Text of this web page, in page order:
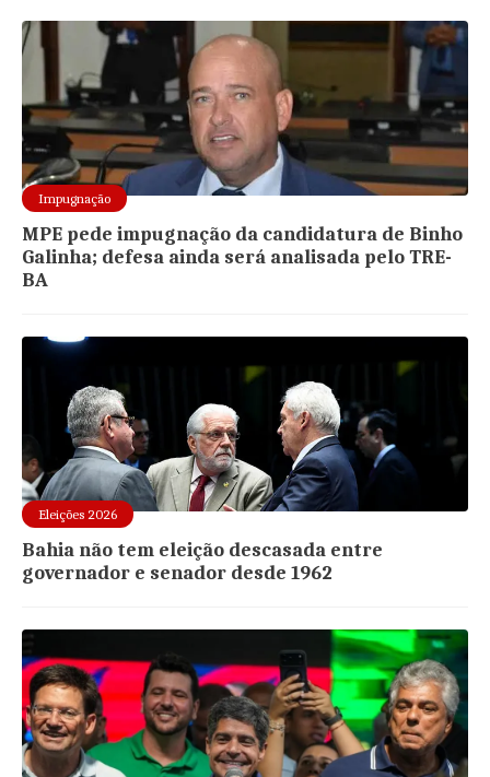
Impugnação
MPE pede impugnação da candidatura de Binho
Galinha; defesa ainda será analisada pelo TRE-
BA
Eleições 2026
Bahia não tem eleição descasada entre
governador e senador desde 1962